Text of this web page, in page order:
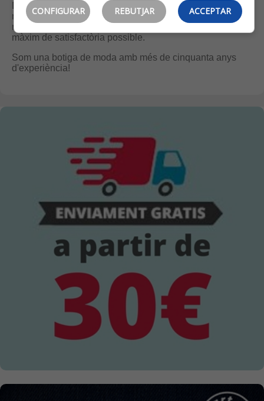
De manera presencial, telefònica o
on-line
, tant és el
mitjà que utilitzis, el nostre objectiu sempre és i serà el
mateix: que la teva
màxim de satisfactòria possible.
Som una botiga de moda amb més de cinquanta anys
d'experiència!
CONFIGURAR REBUTJAR ACCEPTAR